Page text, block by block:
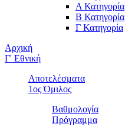
Α Κατηγορία
Β Κατηγορία
Γ Κατηγορία
Αρχική
Γ' Εθνική
Αποτελέσματα
1ος Όμιλος
Βαθμολογία
Πρόγραμμα